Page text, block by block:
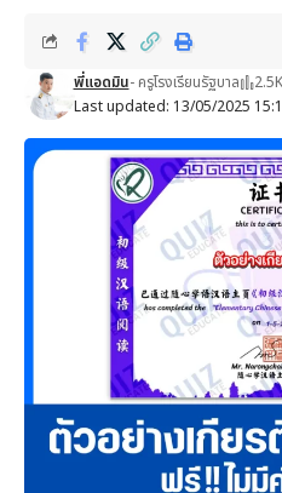
Last updated: 13/05/2025
พี่แอดมิน- ครูโรงเรียนรัฐบาล